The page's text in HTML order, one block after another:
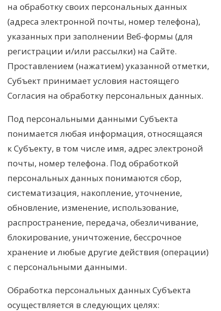
на обработку своих персональных данных
(адреса электронной почты, номер телефона),
указанных при заполнении Веб-формы (для
регистрации и/или рассылки) на Сайте.
Проставлением (нажатием) указанной отметки,
Субъект принимает условия настоящего
Согласия на обработку персональных данных.
Под персональными данными Субъекта
понимается любая информация, относящаяся
к Субъекту, в том числе имя, адрес электроной
почты, номер телефона. Под обработкой
персональных данных понимаются сбор,
систематизация, накопление, уточнение,
обновление, изменение, использование,
распространение, передача, обезличивание,
блокирование, уничтожение, бессрочное
хранение и любые другие действия (операции)
с персональными данными.
Обработка персональных данных Субъекта
осуществляется в следующих целях: